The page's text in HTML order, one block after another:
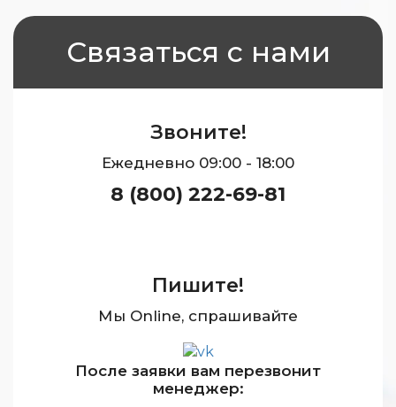
Связаться с нами
Звоните!
Ежедневно 09:00 - 18:00
8 (800) 222-69-81
Пишите!
Мы Online, спрашивайте
После заявки вам перезвонит
менеджер: